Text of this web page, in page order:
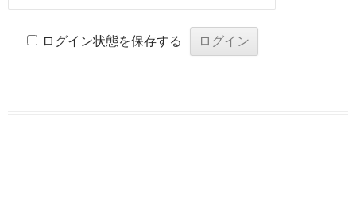
ログイン状態を保存する